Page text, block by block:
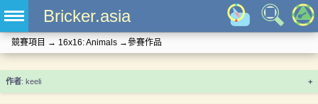
Bricker.asia
競賽項目 → 16x16: Animals →參賽作品
+